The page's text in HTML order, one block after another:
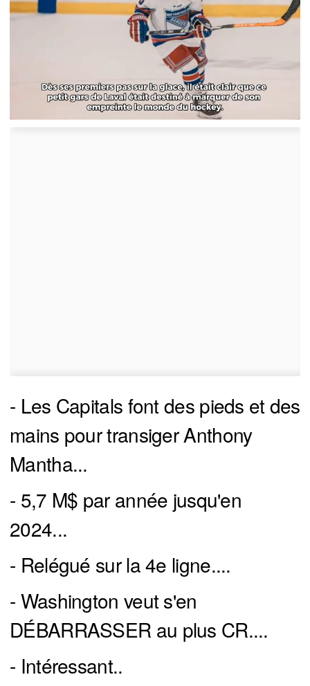
- Les Capitals font des pieds et des
mains pour transiger Anthony
Mantha...
- 5,7 M$ par année jusqu'en
2024...
- Relégué sur la 4e ligne....
- Washington veut s'en
DÉBARRASSER au plus CR....
- Intéressant..